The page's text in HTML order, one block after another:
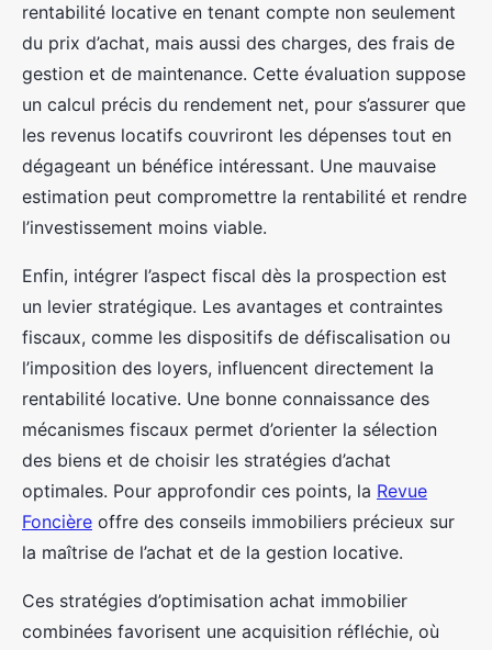
rentabilité locative en tenant compte non seulement
du prix d’achat, mais aussi des charges, des frais de
gestion et de maintenance. Cette évaluation suppose
un calcul précis du rendement net, pour s’assurer que
les revenus locatifs couvriront les dépenses tout en
dégageant un bénéfice intéressant. Une mauvaise
estimation peut compromettre la rentabilité et rendre
l’investissement moins viable.
Enfin, intégrer l’aspect fiscal dès la prospection est
un levier stratégique. Les avantages et contraintes
fiscaux, comme les dispositifs de défiscalisation ou
l’imposition des loyers, influencent directement la
rentabilité locative. Une bonne connaissance des
mécanismes fiscaux permet d’orienter la sélection
des biens et de choisir les stratégies d’achat
optimales. Pour approfondir ces points, la Revue
Foncière offre des conseils immobiliers précieux sur
la maîtrise de l’achat et de la gestion locative.
Ces stratégies d’optimisation achat immobilier
combinées favorisent une acquisition réfléchie, où